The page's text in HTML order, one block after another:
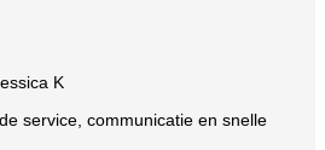
K
service, communicatie en snelle